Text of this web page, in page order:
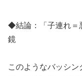
◆結論：「子連れ＝
鏡
このようなバッシン